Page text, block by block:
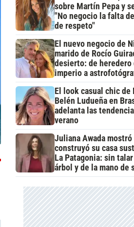
sobre Martín Pepa y
"No negocio la falta
de respeto"
El nuevo negocio de
marido de Rocío
desierto: de heredero
imperio a
El look casual chic de
Belén Ludueña en
adelanta las
verano
Juliana Awada mostró
construyó su casa
La Patagonia: sin
árbol y de la mano de